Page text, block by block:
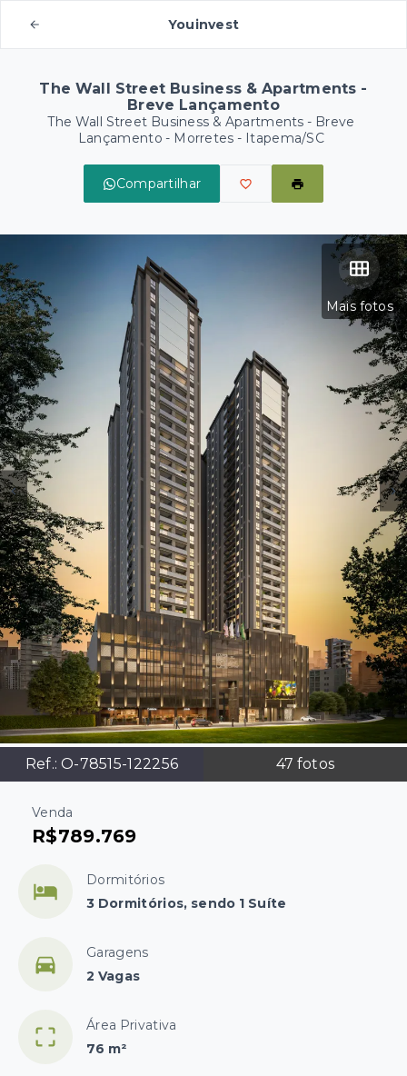
Youinvest
The Wall Street Business & Apartments -
Breve Lançamento
The Wall Street Business & Apartments - Breve
Lançamento - Morretes - Itapema/SC
Compartilhar
Mais fotos
Ref.: O-78515-122256 47 fotos
Venda
R$789.769
Dormitórios
3 Dormitórios, sendo 1 Suíte
Garagens
2 Vagas
Área Privativa
76 m²